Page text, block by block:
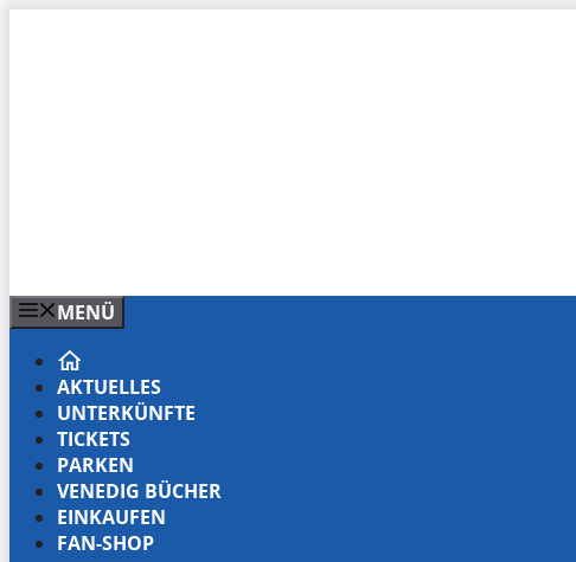
MENÜ
AKTUELLES
UNTERKÜNFTE
TICKETS
PARKEN
VENEDIG BÜCHER
EINKAUFEN
FAN-SHOP